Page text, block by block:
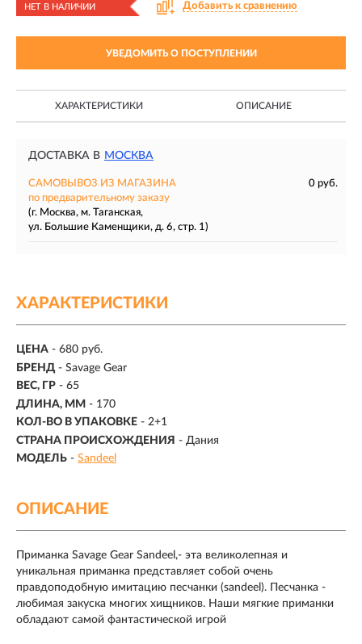
НЕТ В НАЛИЧИИ Добавить к сравнению
УВЕДОМИТЬ О ПОСТУПЛЕНИИ
ХАРАКТЕРИСТИКИ ОПИСАНИЕ
ДОСТАВКА В МОСКВА
САМОВЫВОЗ ИЗ МАГАЗИНА
0 руб.
по предварительному заказу
(г. Москва, м. Таганская,
ул. Большие Каменщики, д. 6, стр. 1)
ХАРАКТЕРИСТИКИ
ЦЕНА - 680 руб.
БРЕНД - Savage Gear
ВЕС, ГР - 65
ДЛИНА, ММ - 170
КОЛ-ВО В УПАКОВКЕ - 2+1
СТРАНА ПРОИСХОЖДЕНИЯ - Дания
МОДЕЛЬ - Sandeel
ОПИСАНИЕ
Приманка Savage Gear Sandeel,- эта великолепная и
уникальная приманка представляет собой очень
правдоподобную имитацию песчанки (sandeel). Песчанка -
любимая закуска многих хищников. Наши мягкие приманки
обладают самой фантастической игрой